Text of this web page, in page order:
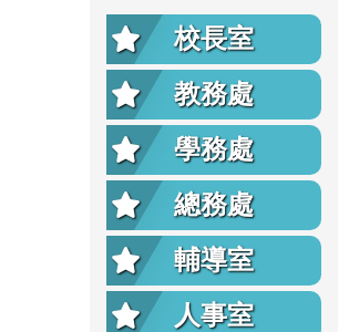
校長室
教務處
學務處
總務處
輔導室
人事室